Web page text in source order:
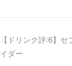
【ドリンク評:6】
イダー